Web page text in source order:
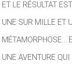
ET LE RÉSULTAT
UNE SUR MILLE ET
MÉTAMORPHOSE…
UNE AVENTURE